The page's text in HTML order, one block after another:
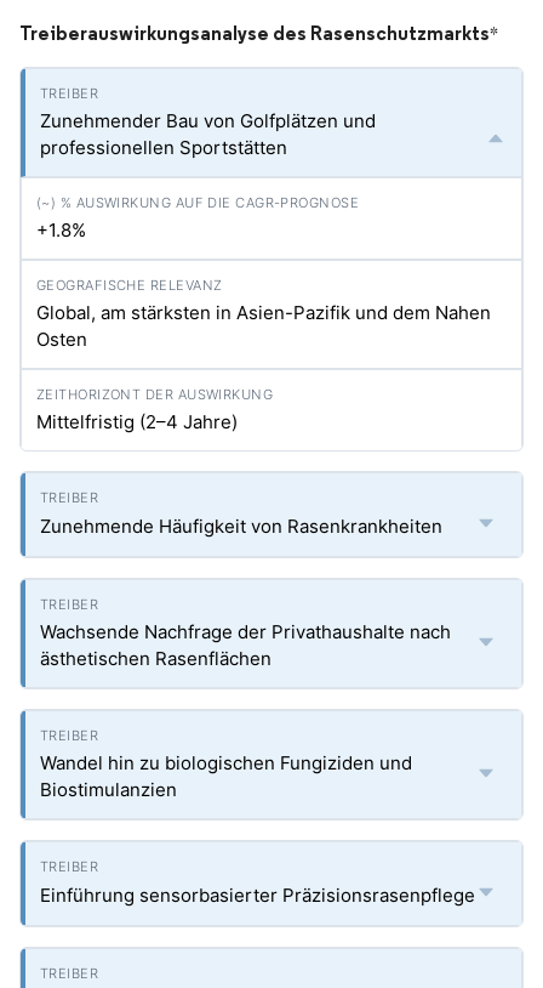
Treiberauswirkungsanalyse des Rasenschutzmarkts*
Zunehmender Bau von Golfplätzen und
professionellen Sportstätten
+1.8%
Global, am stärksten in Asien-Pazifik und dem Nahen
Osten
Mittelfristig (2–4 Jahre)
Zunehmende Häufigkeit von Rasenkrankheiten
Wachsende Nachfrage der Privathaushalte nach
ästhetischen Rasenflächen
Wandel hin zu biologischen Fungiziden und
Biostimulanzien
Einführung sensorbasierter Präzisionsrasenpflege